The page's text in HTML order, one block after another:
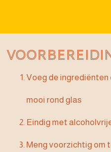
Voeg de ingrediënten
mooi rond glas
Eindig met
Meng voorzichtig om